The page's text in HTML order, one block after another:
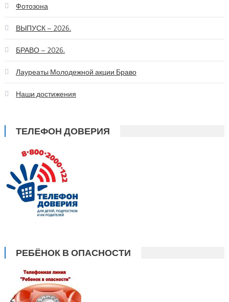
Фотозона
ВЫПУСК – 2026.
БРАВО – 2026.
Лауреаты Молодежной акции Браво
Наши достижения
ТЕЛЕФОН ДОВЕРИЯ
РЕБЁНОК В ОПАСНОСТИ